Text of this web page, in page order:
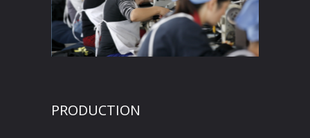
PRODUCTION